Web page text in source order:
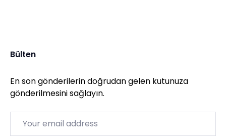
Bülten
En son gönderilerin doğrudan gelen kutunuza
gönderilmesini sağlayın.
Email